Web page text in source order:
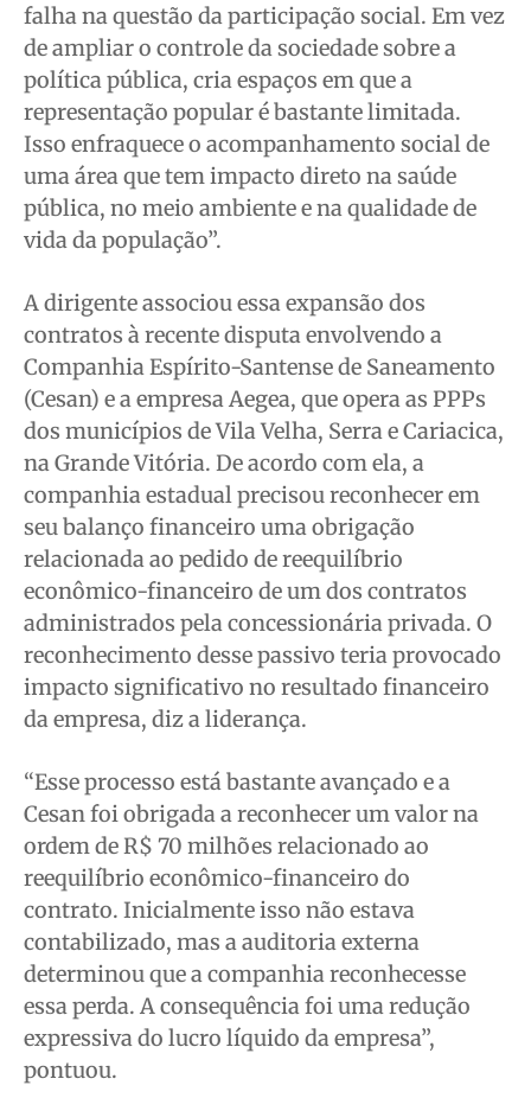
falha na questão da participação social. Em vez
de ampliar o controle da sociedade sobre a
política pública, cria espaços em que a
representação popular é bastante limitada.
Isso enfraquece o acompanhamento social de
uma área que tem impacto direto na saúde
pública, no meio ambiente e na qualidade de
vida da população”.
A dirigente associou essa expansão dos
contratos à recente disputa envolvendo a
Companhia Espírito-Santense de Saneamento
(Cesan) e a empresa Aegea, que opera as PPPs
dos municípios de Vila Velha, Serra e Cariacica,
na Grande Vitória. De acordo com ela, a
companhia estadual precisou reconhecer em
seu balanço financeiro uma obrigação
relacionada ao pedido de reequilíbrio
econômico-financeiro de um dos contratos
administrados pela concessionária privada. O
reconhecimento desse passivo teria provocado
impacto significativo no resultado financeiro
da empresa, diz a liderança.
“Esse processo está bastante avançado e a
Cesan foi obrigada a reconhecer um valor na
ordem de R$ 70 milhões relacionado ao
reequilíbrio econômico-financeiro do
contrato. Inicialmente isso não estava
contabilizado, mas a auditoria externa
determinou que a companhia reconhecesse
essa perda. A consequência foi uma redução
expressiva do lucro líquido da empresa”,
pontuou.